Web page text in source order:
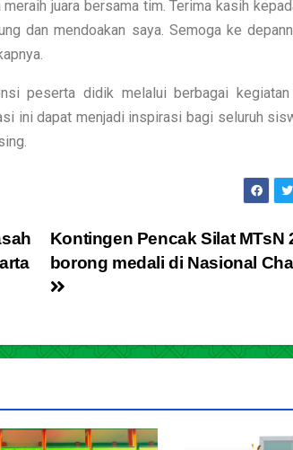
juara bersama tim. Terima kasih
dan mendoakan saya. Semoga ke
peserta didik melalui berbagai kegiatan
ini dapat menjadi inspirasi bagi seluruh
Kontingen Pencak Silat MTsN
borong medali di Nasional